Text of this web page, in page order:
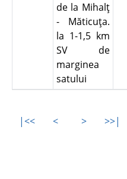
de la Mihalţ
- Măticuţa.
la 1-1,5 km
SV de
marginea
satului
|<< < > >>|